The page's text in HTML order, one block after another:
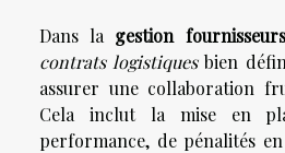
Dans la gestion fournisseurs
contrats logistiquesbien
assurer une collaboration
Cela inclut la mise en
performance, de pénalités